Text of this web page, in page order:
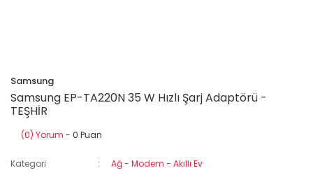
Samsung
Samsung EP-TA220N 35 W Hızlı Şarj Adaptörü -
TEŞHİR
(0) Yorum - 0 Puan
Kategori Ağ - Modem - Akıllı Ev